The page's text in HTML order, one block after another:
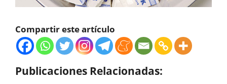
Compartir este artículo
Publicaciones Relacionadas: